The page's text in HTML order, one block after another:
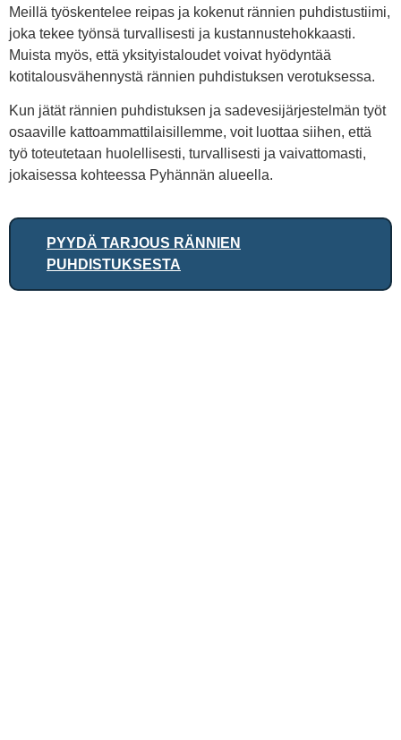
Meillä työskentelee reipas ja kokenut rännien puhdistustiimi,
joka tekee työnsä turvallisesti ja kustannustehokkaasti.
Muista myös, että yksityistaloudet voivat hyödyntää
kotitalousvähennystä rännien puhdistuksen verotuksessa.
Kun jätät rännien puhdistuksen ja sadevesijärjestelmän työt
osaaville kattoammattilaisillemme, voit luottaa siihen, että
työ toteutetaan huolellisesti, turvallisesti ja vaivattomasti,
jokaisessa kohteessa Pyhännän alueella.
PYYDÄ TARJOUS RÄNNIEN
PUHDISTUKSESTA